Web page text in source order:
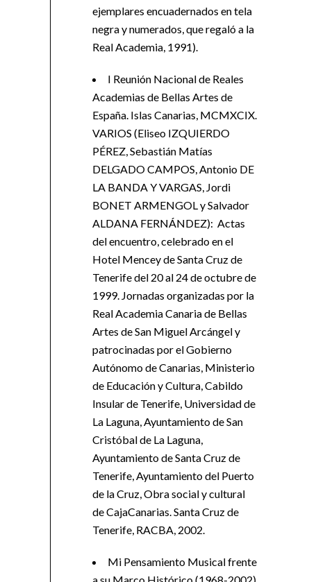
ejemplares encuadernados en tela
negra y numerados, que regaló a la
Real Academia, 1991).
I Reunión Nacional de Reales
Academias de Bellas Artes de
España. Islas Canarias, MCMXCIX.
VARIOS (Eliseo IZQUIERDO
PÉREZ, Sebastián Matías
DELGADO CAMPOS, Antonio DE
LA BANDA Y VARGAS, Jordi
BONET ARMENGOL y Salvador
ALDANA FERNÁNDEZ): Actas
del encuentro, celebrado en el
Hotel Mencey de Santa Cruz de
Tenerife del 20 al 24 de octubre de
1999. Jornadas organizadas por la
Real Academia Canaria de Bellas
Artes de San Miguel Arcángel y
patrocinadas por el Gobierno
Autónomo de Canarias, Ministerio
de Educación y Cultura, Cabildo
Insular de Tenerife, Universidad de
La Laguna, Ayuntamiento de San
Cristóbal de La Laguna,
Ayuntamiento de Santa Cruz de
Tenerife, Ayuntamiento del Puerto
de la Cruz, Obra social y cultural
de CajaCanarias. Santa Cruz de
Tenerife, RACBA, 2002.
Mi Pensamiento Musical frente